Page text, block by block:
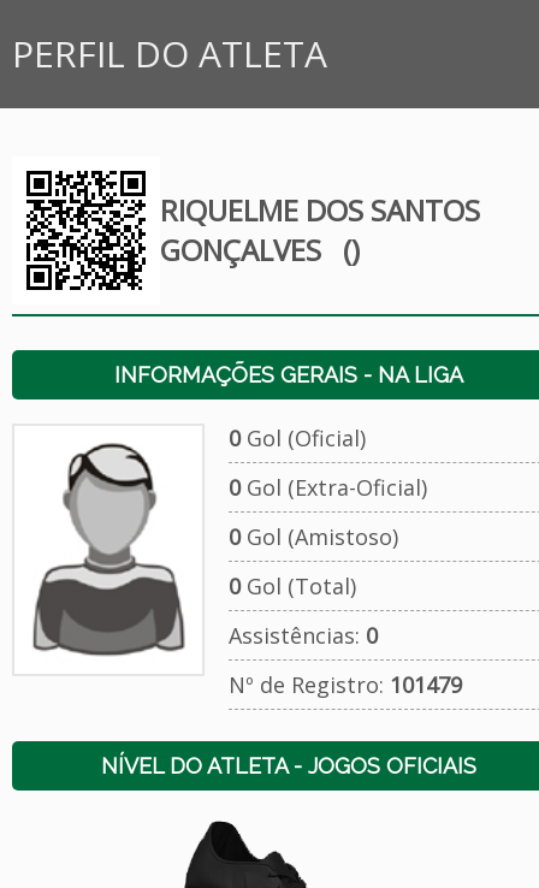
PERFIL DO ATLETA
RIQUELME DOS SANTOS
GONÇALVES ()
INFORMAÇÕES GERAIS - NA LIGA
0Gol (Oficial)
0Gol (Extra-Oficial)
0Gol (Amistoso)
0Gol (Total)
Assistências: 0
Nº de Registro: 101479
NÍVEL DO ATLETA - JOGOS OFICIAIS